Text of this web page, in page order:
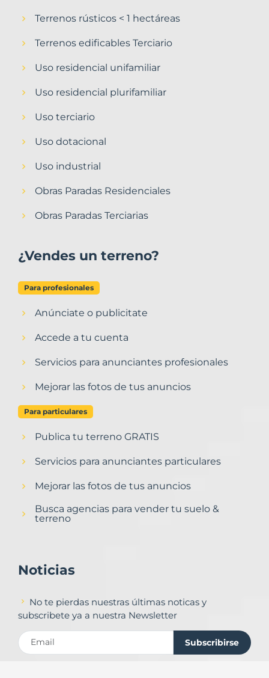
Terrenos rústicos < 1 hectáreas
Terrenos edificables Terciario
Uso residencial unifamiliar
Uso residencial plurifamiliar
Uso terciario
Uso dotacional
Uso industrial
Obras Paradas Residenciales
Obras Paradas Terciarias
¿Vendes un terreno?
Para profesionales
Anúnciate o publicitate
Accede a tu cuenta
Servicios para anunciantes profesionales
Mejorar las fotos de tus anuncios
Para particulares
Publica tu terreno GRATIS
Servicios para anunciantes particulares
Mejorar las fotos de tus anuncios
Busca agencias para vender tu suelo &
terreno
Noticias
No te pierdas nuestras últimas noticas y
subscribete ya a nuestra Newsletter
Subscribirse